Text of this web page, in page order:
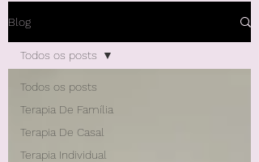
Blog
Todos os posts
Terapia De Família
Terapia De Casal
Terapia Individual
Todos os posts